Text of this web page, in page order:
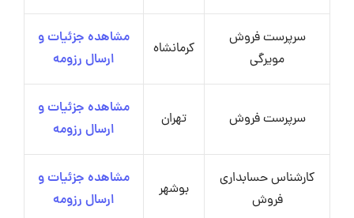
سرپرست فروش
مویرگی
کرمانشاه
مشاهده جزئیات و
ارسال رزومه
سرپرست فروش تهران
مشاهده جزئیات و
ارسال رزومه
کارشناس حسابداری
فروش
بوشهر
مشاهده جزئیات و
ارسال رزومه